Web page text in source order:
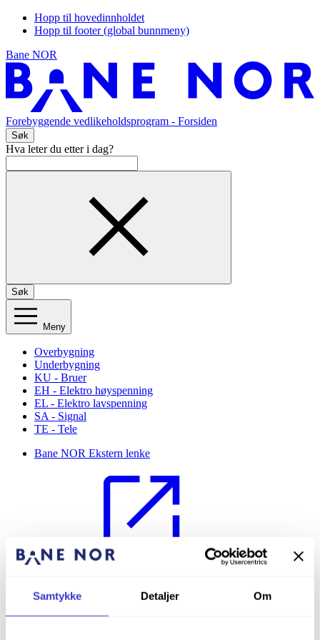
Samtykke Detaljer Om
Hopp til hovedinnholdet
Hopp til footer (global bunnmeny)
Bane NOR
Forebyggende vedlikeholdsprogram - Forsiden
Søk
Hva leter du etter i dag?
Søk
Meny
Overbygning
Underbygning
KU - Bruer
EH - Elektro høyspenning
EL - Elektro lavspenning
SA - Signal
TE - Tele
Bane NOR Ekstern lenke